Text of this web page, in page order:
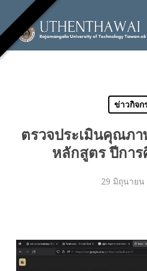
main
content
ข่าวกิจก
ตรวจประเมินคุณภ
หลักสูตร ปีกา
29 มิถุนายน